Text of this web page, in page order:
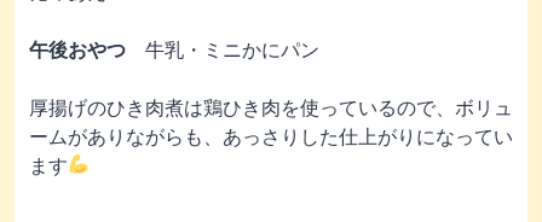
午後おやつ 牛乳・ミニかにパン
厚揚げのひき肉煮は鶏ひき肉を使っているので、ボリュ
ームがありながらも、あっさりした仕上がりになってい
ます